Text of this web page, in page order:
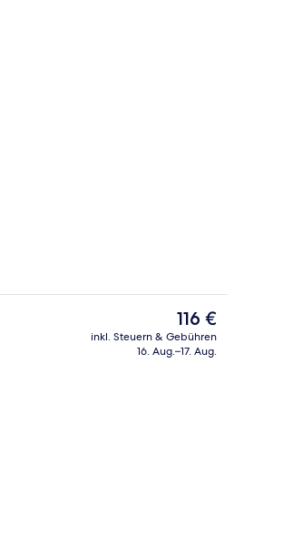
Der
aktuelle
Preis
116 €
inkl. Steuern & Gebühren
16. Aug.–17. Aug.